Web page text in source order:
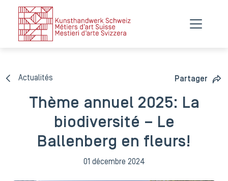
Actualités Partager
Thème annuel 2025: La
biodiversité – Le
Ballenberg en fleurs!
01 décembre 2024